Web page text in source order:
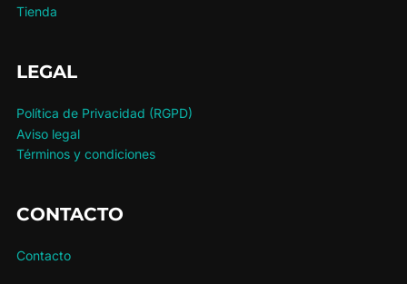
Tienda
LEGAL
Política de Privacidad (RGPD)
Aviso legal
Términos y condiciones
CONTACTO
Contacto